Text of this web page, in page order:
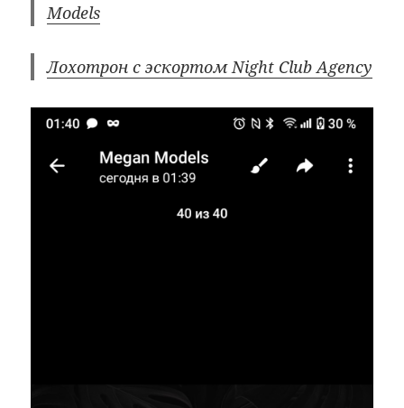
Models
Лохотрон с эскортом Night Club Agency